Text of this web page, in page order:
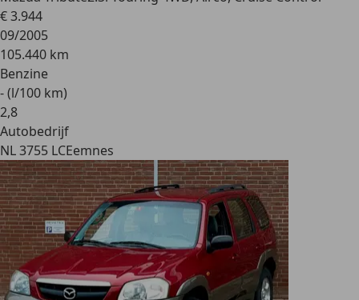
€ 3.944
09/2005
105.440 km
Benzine
- (l/100 km)
2,8
Autobedrijf
NL 3755 LCEemnes